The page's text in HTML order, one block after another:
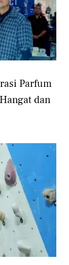
Parfum
dan